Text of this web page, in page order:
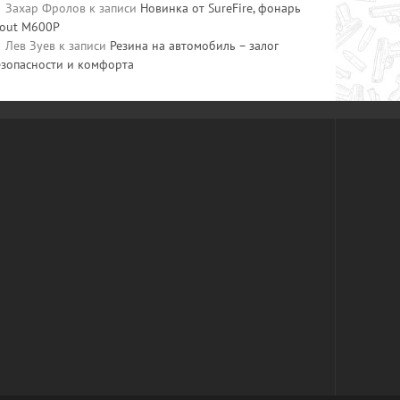
Захар Фролов к записи Новинка от SureFire, фонарь
M600P
Лев Зуев к записи Резина на автомобиль – залог
и комфорта